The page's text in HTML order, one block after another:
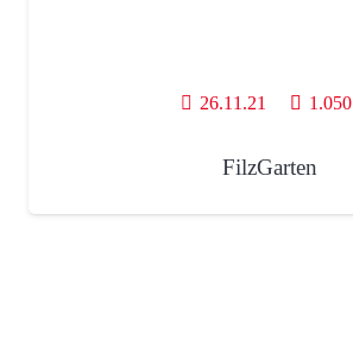
26.11.21 1.050
FilzGarten